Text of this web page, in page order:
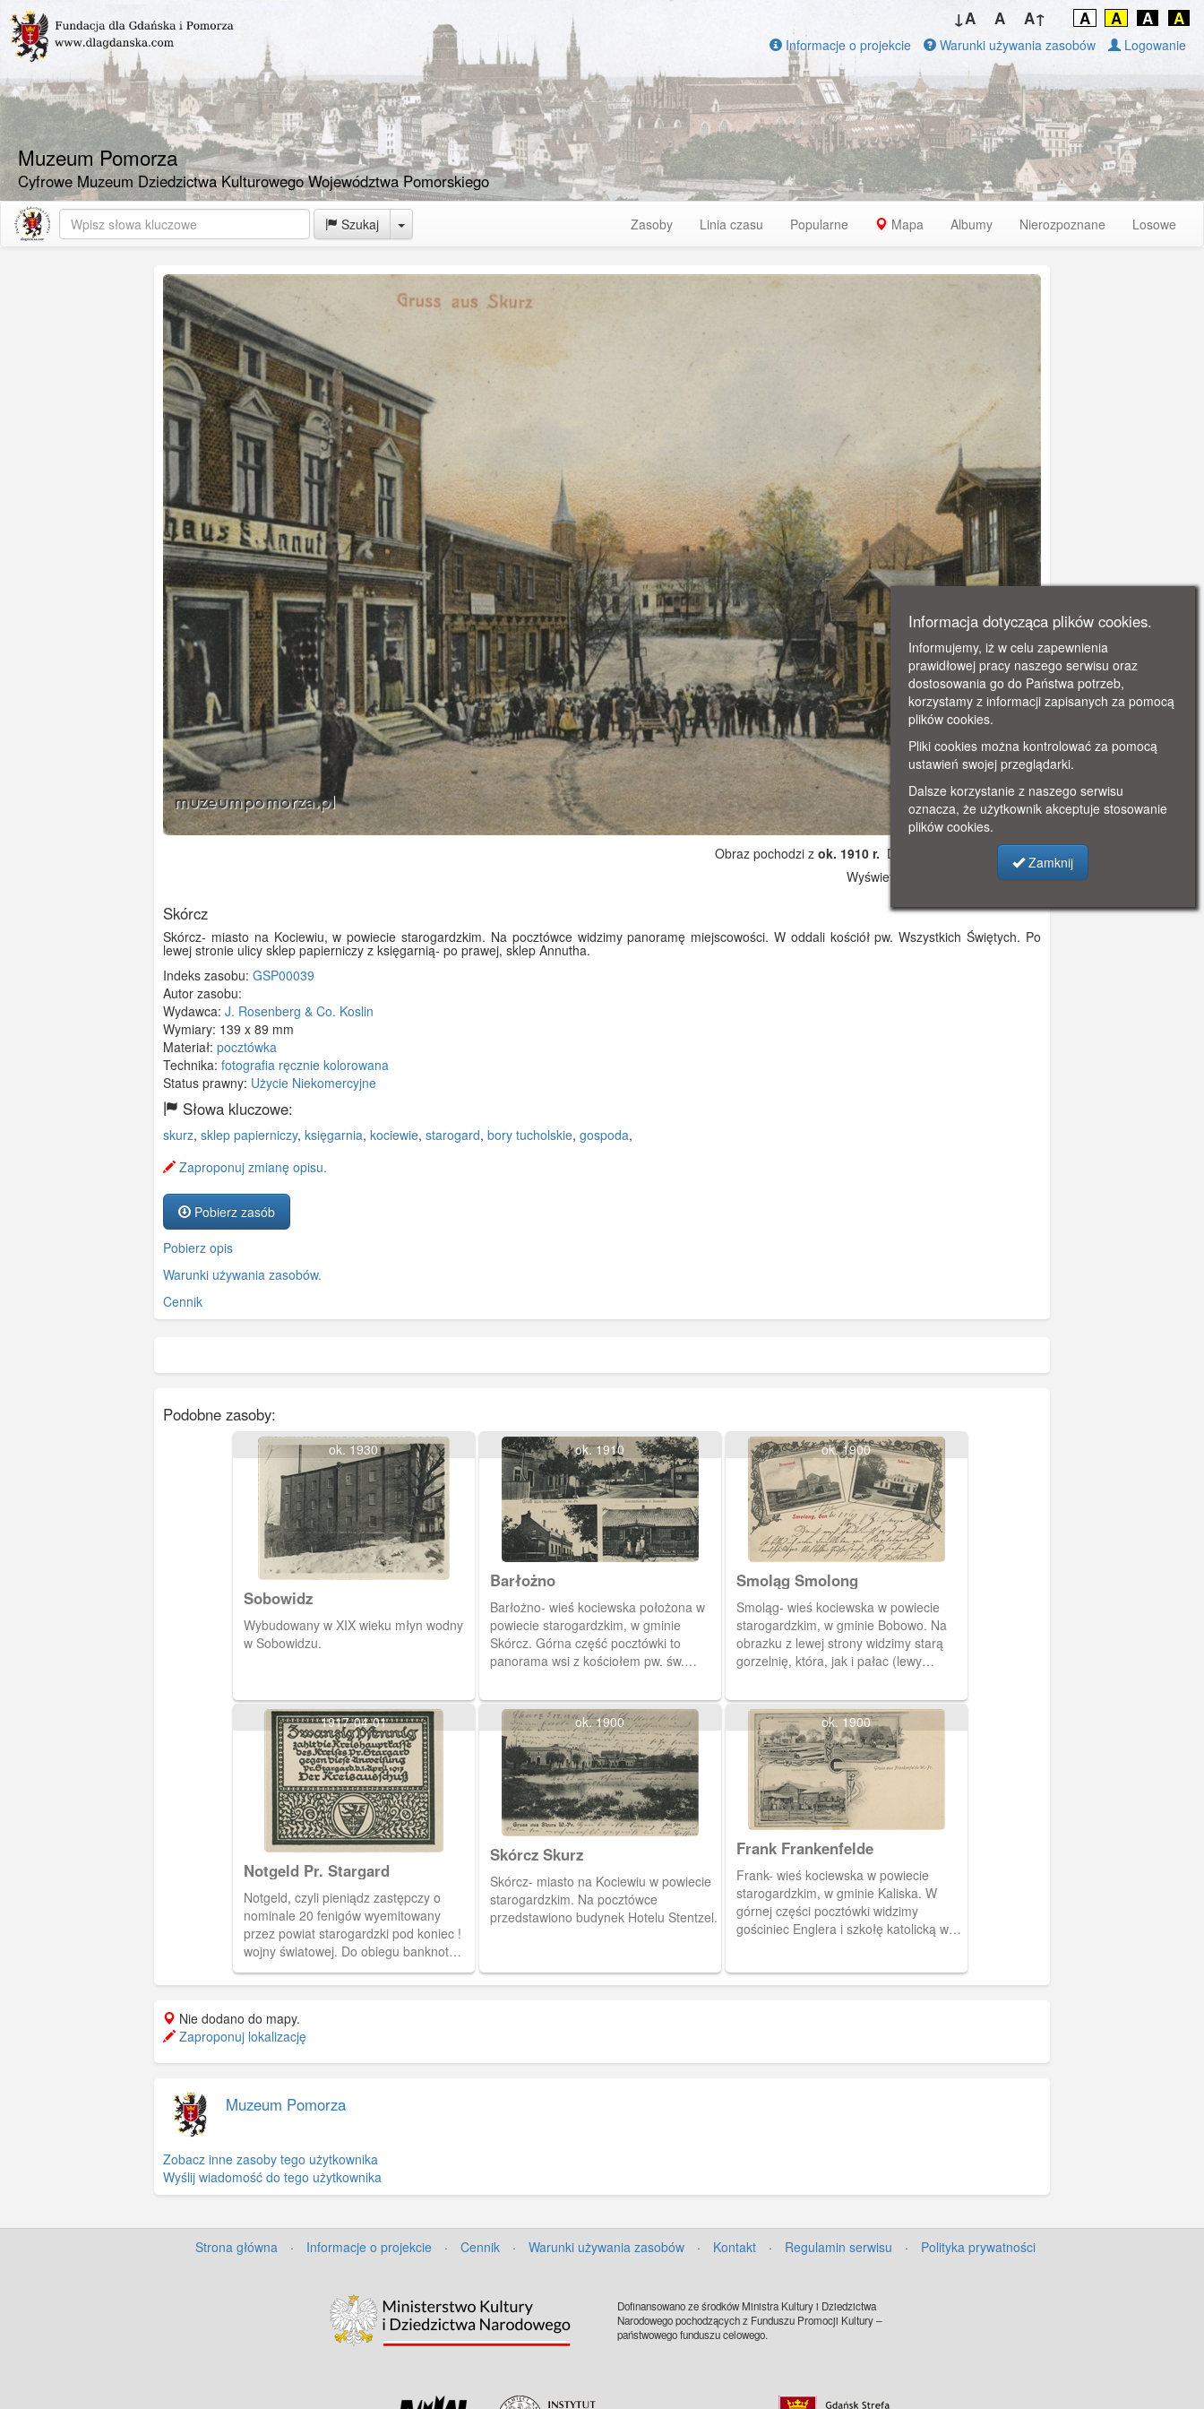
Muzeum Pomorza
Cyfrowe Muzeum Dziedzictwa Kulturowego Województwa Pomorskiego
↓A A A↑ A A A A
Informacje o projekcie Warunki używania zasobów Logowanie
Szukaj Toggle Dropdown Zasoby Linia czasu Popularne Mapa Albumy Nierozpoznane Losowe
Obraz pochodzi z ok. 1910 r. Dodano: 2019-10-19 22:03
Wyświetlono: 4417
Skórcz
Skórcz- miasto na Kociewiu, w powiecie starogardzkim. Na pocztówce widzimy panoramę miejscowości. W oddali kościół pw. Wszystkich Świętych. Po
lewej stronie ulicy sklep papierniczy z księgarnią- po prawej, sklep Annutha.
Indeks zasobu: GSP00039
Autor zasobu:
Wydawca: J. Rosenberg & Co. Koslin
Wymiary: 139 x 89 mm
Materiał: pocztówka
Technika: fotografia ręcznie kolorowana
Status prawny: Użycie Niekomercyjne
Słowa kluczowe:
skurz, sklep papierniczy, księgarnia, kociewie, starogard, bory tucholskie, gospoda,
Zaproponuj zmianę opisu.
Pobierz zasób
Pobierz opis
Warunki używania zasobów.
Cennik
Podobne zasoby:
ok. 1930
Sobowidz
Wybudowany w XIX wieku młyn wodny
w Sobowidzu.
ok. 1910
Barłożno
Barłożno- wieś kociewska położona w
powiecie starogardzkim, w gminie
Skórcz. Górna część pocztówki to
panorama wsi z kościołem pw. św.
kościele zachowało się bogate
barokowe wyposażenie. W dolnej części
widzimy budynek plebani i sklep J.
Rozanskiego.
ok. 1900
Smoląg Smolong
Smoląg- wieś kociewska w powiecie
starogardzkim, w gminie Bobowo. Na
obrazku z lewej strony widzimy starą
gorzelnię, która, jak i pałac (lewy
Kalksteinów.
1917-04-01
Notgeld Pr. Stargard
Notgeld, czyli pieniądz zastępczy o
nominale 20 fenigów wyemitowany
przez powiat starogardzki pod koniec !
wojny światowej. Do obiegu banknot
wszedł 1 kwietnia 1917 roku.
ok. 1900
Skórcz Skurz
Skórcz- miasto na Kociewiu w powiecie
starogardzkim. Na pocztówce
przedstawiono budynek Hotelu Stentzel.
ok. 1900
Frank Frankenfelde
Frank- wieś kociewska w powiecie
starogardzkim, w gminie Kaliska. W
górnej części pocztówki widzimy
gościniec Englera i szkołę katolicką we
Nie dodano do mapy.
Zaproponuj lokalizację
Muzeum Pomorza
Zobacz inne zasoby tego użytkownika
Wyślij wiadomość do tego użytkownika
Strona główna · Informacje o projekcie · Cennik · Warunki używania zasobów · Kontakt · Regulamin serwisu · Polityka prywatności
Dofinansowano ze środków Ministra Kultury i Dziedzictwa
Narodowego pochodzących z Funduszu Promocji Kultury –
państwowego funduszu celowego.
Informacja dotycząca plików cookies.
Informujemy, iż w celu zapewnienia
prawidłowej pracy naszego serwisu oraz
dostosowania go do Państwa potrzeb,
korzystamy z informacji zapisanych za pomocą
plików cookies.
Pliki cookies można kontrolować za pomocą
ustawień swojej przeglądarki.
Dalsze korzystanie z naszego serwisu
oznacza, że użytkownik akceptuje stosowanie
plików cookies.
Zamknij